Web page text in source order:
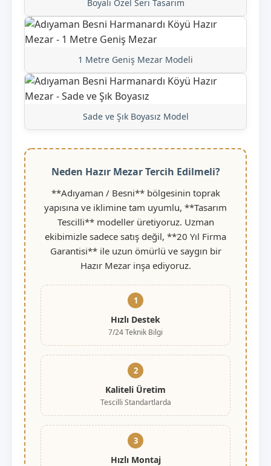
Boyalı Özel Seri Tasarım
1 Metre Geniş Mezar Modeli
Sade ve Şık Boyasız Model
Neden Hazır Mezar Tercih Edilmeli?
**Adıyaman / Besni** bölgesinin toprak
yapısına ve iklimine tam uyumlu, **Tasarım
Tescilli** modeller üretiyoruz. Uzman
ekibimizle sadece satış değil, **20 Yıl Firma
Garantisi** ile uzun ömürlü ve saygın bir
Hazır Mezar inşa ediyoruz.
1
Hızlı Destek
7/24 Teknik Bilgi
2
Kaliteli Üretim
Tescilli Standartlarda
3
Hızlı Montaj